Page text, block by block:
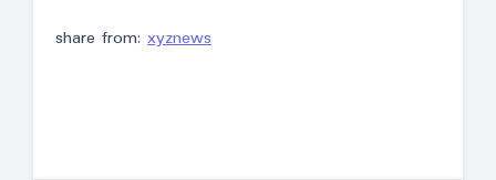
share from: xyznews